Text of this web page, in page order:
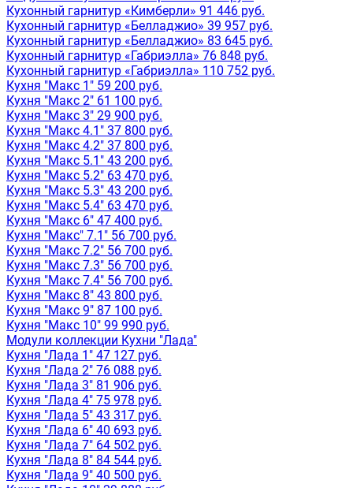
Кухонный гарнитур «Кимберли» 91 446 руб.
Кухонный гарнитур «Белладжио» 39 957 руб.
Кухонный гарнитур «Белладжио» 83 645 руб.
Кухонный гарнитур «Габриэлла» 76 848 руб.
Кухонный гарнитур «Габриэлла» 110 752 руб.
Кухня "Макс 1" 59 200 руб.
Кухня "Макс 2" 61 100 руб.
Кухня "Макс 3" 29 900 руб.
Кухня "Макс 4.1" 37 800 руб.
Кухня "Макс 4.2" 37 800 руб.
Кухня "Макс 5.1" 43 200 руб.
Кухня "Макс 5.2" 63 470 руб.
Кухня "Макс 5.3" 43 200 руб.
Кухня "Макс 5.4" 63 470 руб.
Кухня "Макс 6" 47 400 руб.
Кухня "Макс" 7.1" 56 700 руб.
Кухня "Макс 7.2" 56 700 руб.
Кухня "Макс 7.3" 56 700 руб.
Кухня "Макс 7.4" 56 700 руб.
Кухня "Макс 8" 43 800 руб.
Кухня "Макс 9" 87 100 руб.
Кухня "Макс 10" 99 990 руб.
Модули коллекции Кухни "Лада"
Кухня "Лада 1" 47 127 руб.
Кухня "Лада 2" 76 088 руб.
Кухня "Лада 3" 81 906 руб.
Кухня "Лада 4" 75 978 руб.
Кухня "Лада 5" 43 317 руб.
Кухня "Лада 6" 40 693 руб.
Кухня "Лада 7" 64 502 руб.
Кухня "Лада 8" 84 544 руб.
Кухня "Лада 9" 40 500 руб.